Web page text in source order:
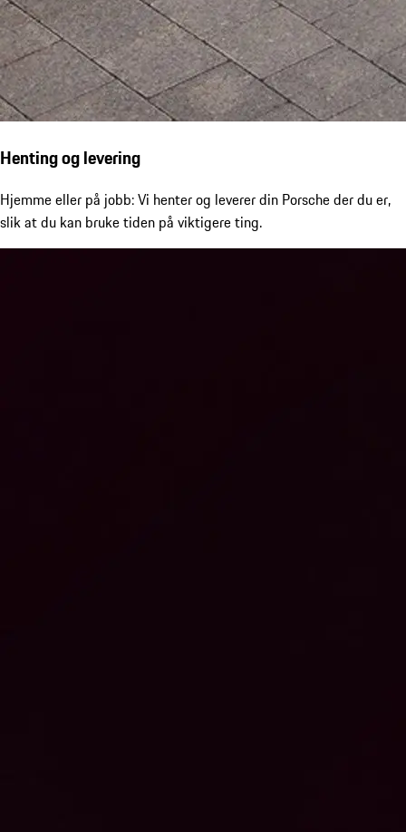
Henting og levering
Hjemme eller på jobb: Vi henter og leverer din Porsche der du er,
slik at du kan bruke tiden på viktigere ting.